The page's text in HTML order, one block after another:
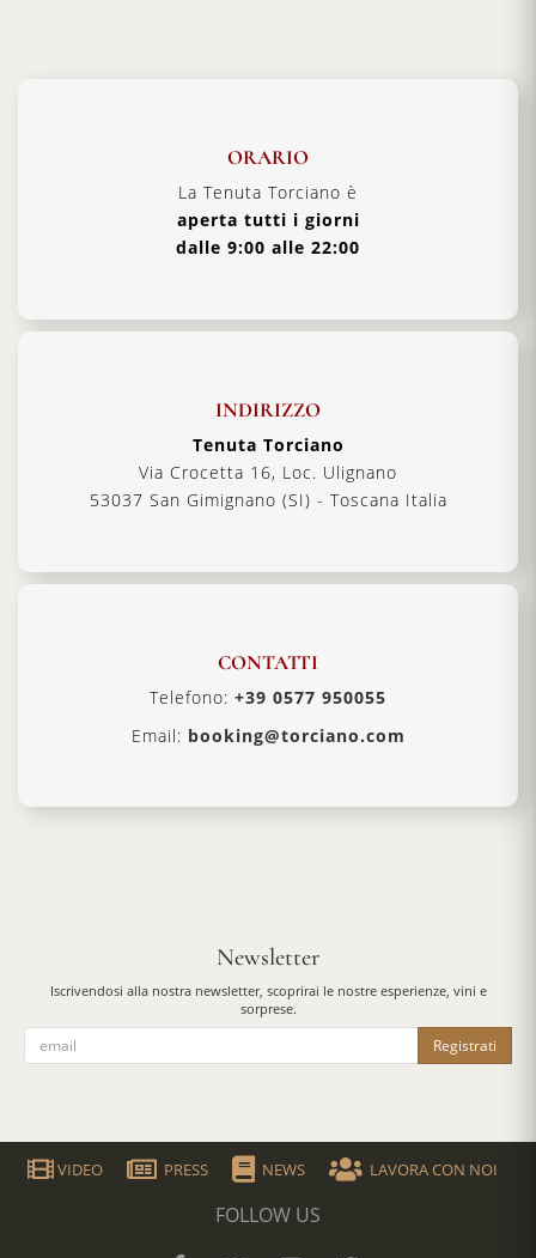
ORARIO
La Tenuta Torciano è
aperta tutti i giorni
dalle 9:00 alle 22:00
INDIRIZZO
Tenuta Torciano
Via Crocetta 16, Loc. Ulignano
53037 San Gimignano (SI) - Toscana Italia
CONTATTI
Telefono: +39 0577 950055
Email: booking@torciano.com
Newsletter
Iscrivendosi alla nostra newsletter, scoprirai le nostre esperienze, vini e
sorprese.
Registrati
VIDEO PRESS NEWS LAVORA CON NOI
FOLLOW US